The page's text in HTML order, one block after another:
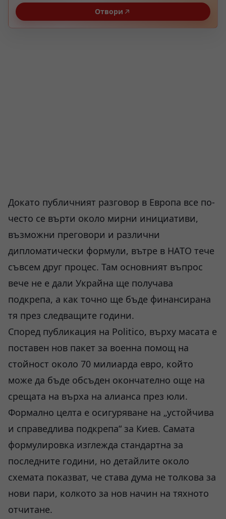
Отвори
Докато публичният разговор в Европа все по-
често се върти около мирни инициативи,
възможни преговори и различни
дипломатически формули, вътре в НАТО тече
съвсем друг процес. Там основният въпрос
вече не е дали Украйна ще получава
подкрепа, а как точно ще бъде финансирана
тя през следващите години.
Според публикация на Politico, върху масата е
поставен нов пакет за военна помощ на
стойност около 70 милиарда евро, който
може да бъде обсъден окончателно още на
срещата на върха на алианса през юли.
Формално целта е осигуряване на „устойчива
и справедлива подкрепа“ за Киев. Самата
формулировка изглежда стандартна за
последните години, но детайлите около
схемата показват, че става дума не толкова за
нови пари, колкото за нов начин на тяхното
отчитане.